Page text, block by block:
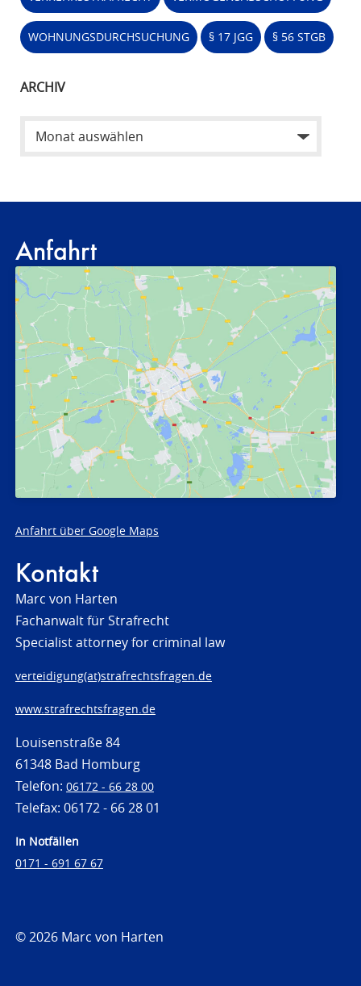
WOHNUNGSDURCHSUCHUNG § 17 JGG § 56 STGB
ARCHIV
Anfahrt
Anfahrt über Google Maps
Kontakt
Marc von Harten
Fachanwalt für Strafrecht
Specialist attorney for criminal law
verteidigung(at)strafrechtsfragen.de
www.strafrechtsfragen.de
Louisenstraße 84
61348 Bad Homburg
Telefon: 06172 - 66 28 00
Telefax: 06172 - 66 28 01
In Notfällen
0171 - 691 67 67
© 2026 Marc von Harten